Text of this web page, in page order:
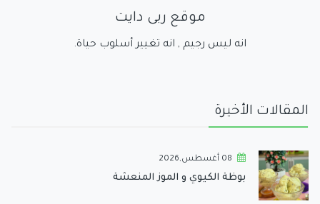
موقع ربى دايت
انه ليس رجيم , انه تغيير أسلوب حياة.
المقالات الأخيرة
08 أغسطس,2026
بوظة الكيوي و الموز المنعشة